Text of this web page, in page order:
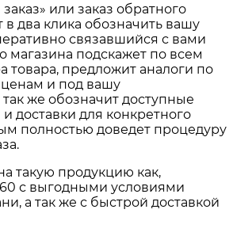
или заказ обратного
в два клика обозначить вашу
связавшийся с вами
подскажет по всем
товара, предложит аналоги по
и под вашу
же обозначит доступные
доставки для конкретного
полностью доведет процедуру
такую продукцию как,
с выгодными условиями
, а так же с быстрой доставкой